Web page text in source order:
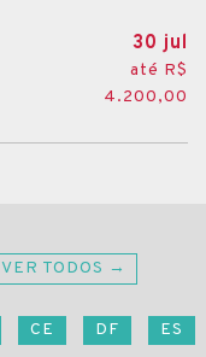
30 jul
até R$
4.200,00
VER TODOS →
CE DF ES